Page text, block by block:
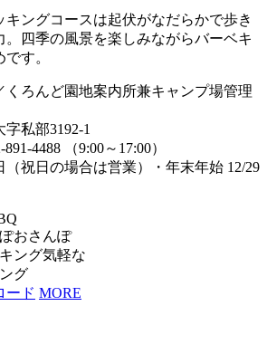
キングコースは起伏がなだらかで歩き
。四季の風景を楽しみながらバーベキ
す。
くろんど園地案内所兼キャンプ場管理
私部3192-1
4488 （9:00～17:00）
（祝日の場合は営業）・年末年始 12/29
おさんぽ
気軽な
グ
ード MORE